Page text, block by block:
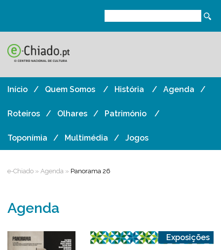
Início Quem Somos História Agenda
Roteiros Olhares Património
Toponímia Multimédia Jogos
e-Chiado » Agenda » Panorama 26
Agenda
Exposições